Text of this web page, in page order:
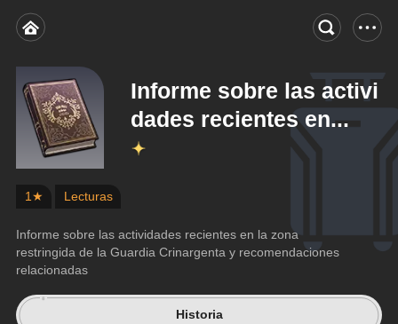
Informe sobre las activi
dades recientes en...
1★ Lecturas
Informe sobre las actividades recientes en la zona
restringida de la Guardia Crinargenta y recomendaciones
relacionadas
Historia